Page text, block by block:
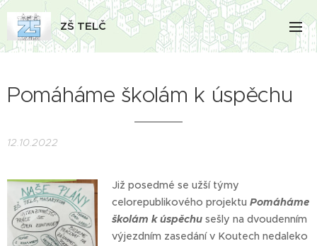
ZŠ TELČ
Pomáháme školám k úspěchu
12.10.2022
Již posedmé se užší týmy
celorepublikového projektu Pomáháme
školám k úspěchusešly na dvoudenním
výjezdním zasedání v Koutech nedaleko